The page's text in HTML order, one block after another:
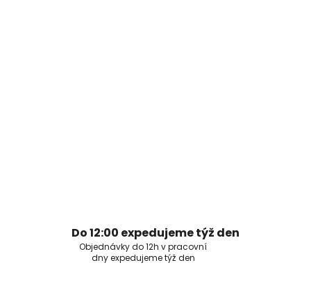
Do 12:00 expedujeme týž den
Objednávky do 12h v pracovní
dny expedujeme týž den